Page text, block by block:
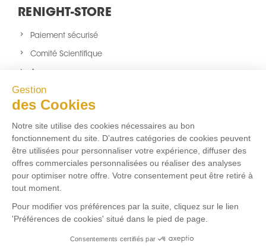
Gestion
des Cookies
Notre site utilise des cookies nécessaires au bon
fonctionnement du site. D’autres catégories de cookies peuvent
être utilisées pour personnaliser votre expérience, diffuser des
offres commerciales personnalisées ou réaliser des analyses
pour optimiser notre offre. Votre consentement peut être retiré à
tout moment.
Pour modifier vos préférences par la suite, cliquez sur le lien
'Préférences de cookies' situé dans le pied de page.
Consentements certifiés par
RENIGHT-STORE
Paiement sécurisé
Comité Scientifique
Nouveaux produits
sitemap
NOUS SUIVRE
FacebookTwitter Instagram
FLUX RSS
Aucun flux RSS ajouté
Marchand approuvé par la Société des Avis Garantis,